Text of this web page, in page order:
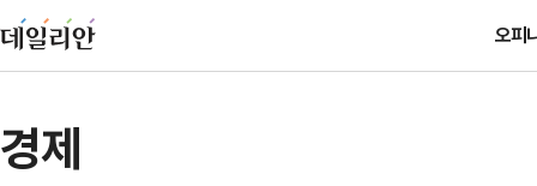
오피
경제